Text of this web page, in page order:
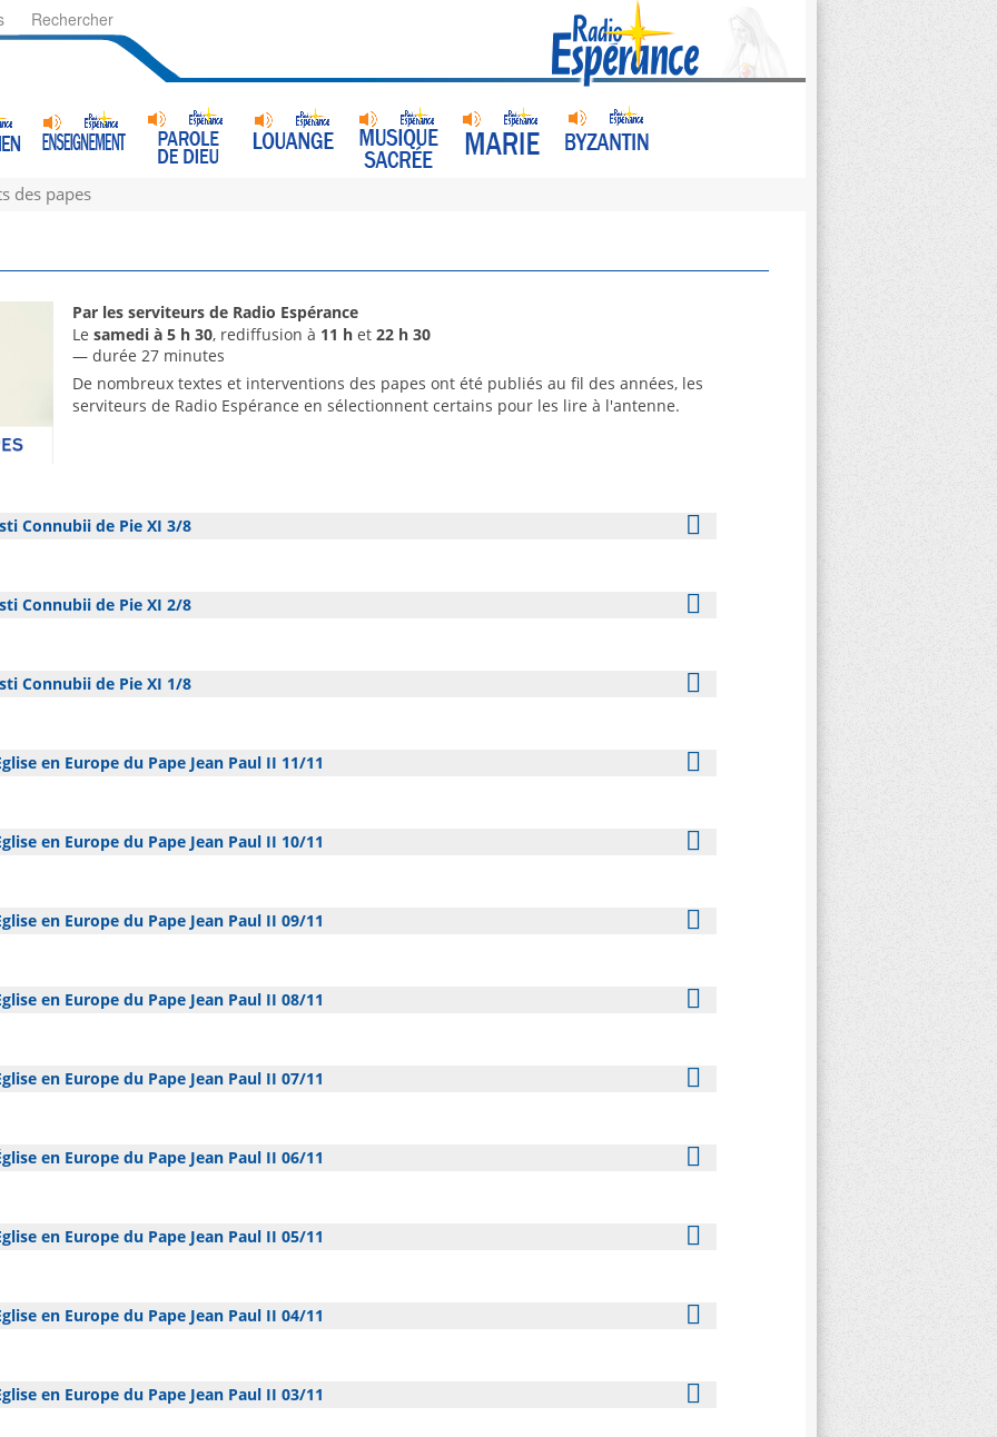
Rechercher
des papes
Par les serviteurs de Radio Espérance
Le samedi à 5 h 30, rediffusion à 11 h et22 h 30
— durée 27 minutes
De nombreux textes et interventions des papes ont été publiés au fil des années, les
serviteurs de Radio Espérance en sélectionnent certains pour les lire à l'antenne.
Connubii de Pie XI 3/8
Connubii de Pie XI 2/8
Connubii de Pie XI 1/8
en Europe du Pape Jean Paul II 11/11
en Europe du Pape Jean Paul II 10/11
en Europe du Pape Jean Paul II 09/11
en Europe du Pape Jean Paul II 08/11
en Europe du Pape Jean Paul II 07/11
en Europe du Pape Jean Paul II 06/11
en Europe du Pape Jean Paul II 05/11
en Europe du Pape Jean Paul II 04/11
en Europe du Pape Jean Paul II 03/11